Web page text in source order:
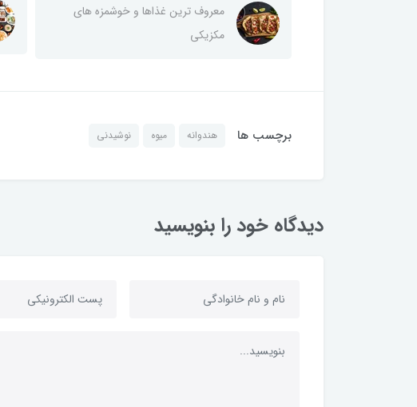
معروف ترین غذاها و خوشمزه های
مکزیکی
برچسب ها هندوانه میوه نوشیدنی
دیدگاه خود را بنویسید